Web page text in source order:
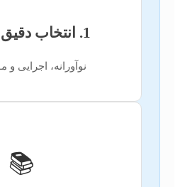
1. انتخاب دقیق موضوع
نوآورانه، اجرایی و
📚